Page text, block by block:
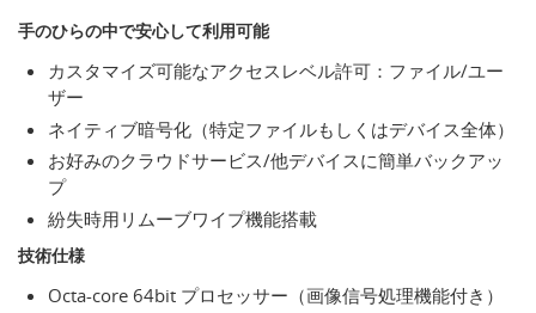
手のひらの中で安心して利用可能
カスタマイズ可能なアクセスレベル許可：ファイル/ユー
ザー
ネイティブ暗号化（特定ファイルもしくはデバイス全体）
お好みのクラウドサービス/他デバイスに簡単バックアッ
プ
紛失時用リムーブワイプ機能搭載
技術仕様
Octa-core 64bit プロセッサー（画像信号処理機能付き）